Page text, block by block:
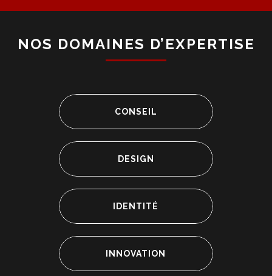
NOS DOMAINES D’EXPERTISE
CONSEIL
DESIGN
IDENTITÉ
INNOVATION